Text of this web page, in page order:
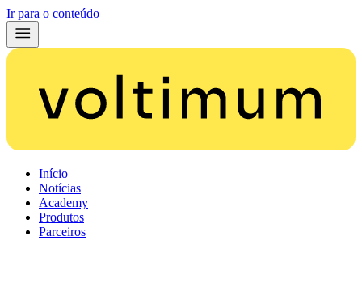
Ir para o conteúdo
Início
Notícias
Academy
Produtos
Parceiros